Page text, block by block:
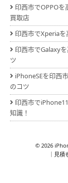
印西市でOPPO
買取店
印西市でXperia
印西市でGalaxy
ツ
iPhoneSEを印西
のコツ
印西市で
知識！
© 2026
｜見